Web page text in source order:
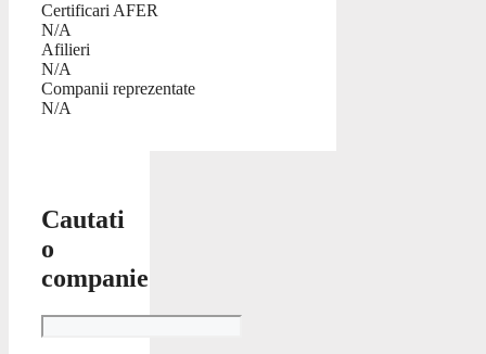
Certificari AFER
N/A
Afilieri
N/A
Companii reprezentate
N/A
Cautati
o
companie